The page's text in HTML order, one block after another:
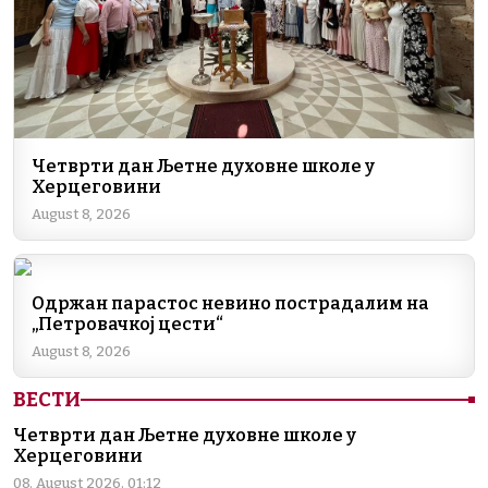
Четврти дан Љетне духовне школе у
Херцеговини
August 8, 2026
Одржан парастос невино пострадалим на
„Петровачкој цести“
August 8, 2026
ВЕСТИ
Четврти дан Љетне духовне школе у
Херцеговини
08. August 2026. 01:12